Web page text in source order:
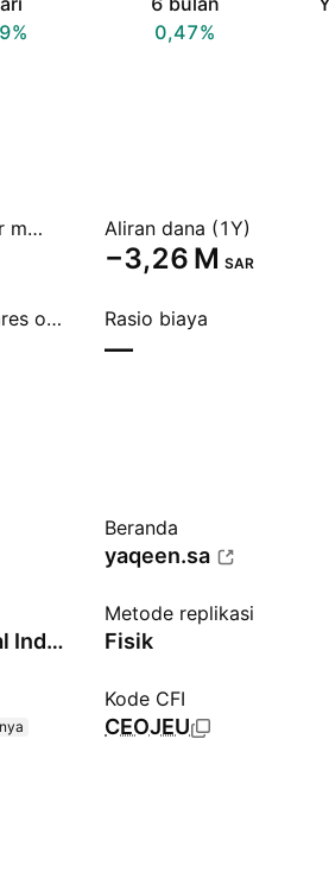
0,47%
Aset yang dikelola/Assets under management (AUM) Aliran dana (1Y)
‪−3,26 M‬ SAR
Total saham beredar / Total shares outstanding Rasio biaya
—
Beranda
yaqeen.sa
Yaqeen Saudi Petrochemical Index - SAR - Benchmark TR Gross
Metode replikasi
Fisik
Kode CFI
CEOJEU